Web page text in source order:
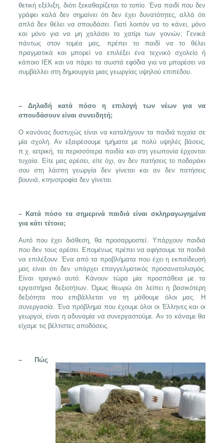
θετική εξέλιξη, διότι ξεκαθαρίζεται το τοπίο. Ένα παιδί που δεν
γράφει καλά δεν σημαίνει ότι δεν έχει δυνατότητες, αλλά ότι
απλά δεν θέλει να σπουδάσει. Γιατί λοιπόν να το κάνει, μόνο
και μόνο για να μη χαλάσει το χατίρι των γονιών; Γενικά
πάντως στον τομέα μας, πρέπει το παιδί να το θέλει
πραγματικά και μπορεί να επιλέξει ένα τεχνικό σχολείο ή
κάποιο ΙΕΚ και να πάρει τα σωστά εφόδια για να μπορέσει να
συμβάλλει στη δημιουργία μιας γεωργίας υψηλού επιπέδου.
– Δηλαδή κατά πόσο η επιλογή των νέων για να
σπουδάσουν είναι συνειδητή;
Ο κανόνας δυστυχώς είναι να καταλήγουν τα παιδιά τυχαία σε
μία σχολή. Αν εξαιρέσουμε τμήματα με πολύ υψηλές βάσεις,
π.χ. ιατρική, τα περισσότερα παιδία και στη γεωπονία έρχονται
τυχαία. Είτε μας αρέσει, είτε όχι, αν δεν πατήσεις το ποδαράκι
σου στη λάσπη γεωργία δεν γίνεται και αν δεν πατήσεις
βουνιά, κτηνοτροφία δεν γίνεται.
– Κατά πόσο τα σημερινά παιδιά είναι σκληραγωγημένα
για κάτι τέτοιο;
Αυτό που έχει διάθεση, θα προσαρμοστεί. Υπάρχουν παιδιά
που δεν τους αρέσει. Επομένως πρέπει να αφήσουμε τα παιδιά
να επιλέξουν. Ένα από τα προβλήματα που έχει η εκπαίδευσή
μας είναι ότι δεν υπάρχει επαγγελματικός προσανατολισμός.
Είναι τραγικό αυτό. Κάνουν τώρα μία προσπάθεια με τα
εργαστήρια δεξιοτήτων. Όμως θεωρώ ότι λείπει η βασικότερη
δεξιότητα που επιβάλλεται να τη μάθουμε όλοι μας. Η
συνεργασία. Ένα πρόβλημα που έχουμε όλοι οι Έλληνες και οι
γεωργοί, είναι η αδυναμία να συνεργαστούμε. Αν το κάναμε θα
είχαμε τις βέλτιστες αποδόσεις.
– Πώς